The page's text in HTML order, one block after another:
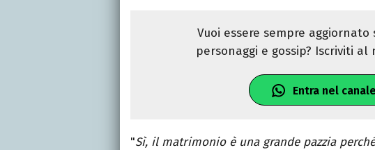
Vuoi essere sempre aggiornato
personaggi e gossip? Iscriviti
Entra nel
"Sì, il matrimonio è una grande pazzia